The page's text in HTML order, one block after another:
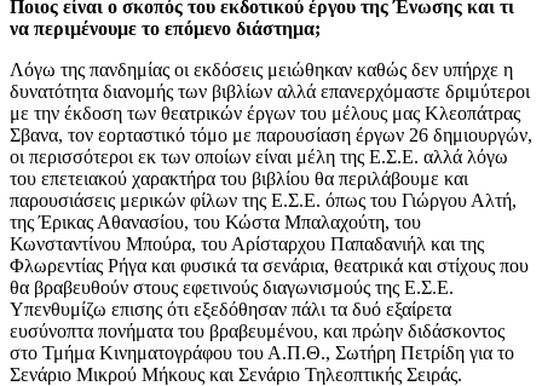
Ποιος είναι ο σκοπός του εκδοτικού έργου της Ένωσης και τι
να περιμένουμε το επόμενο διάστημα;
Λόγω της πανδημίας οι εκδόσεις μειώθηκαν καθώς δεν υπήρχε η
δυνατότητα διανομής των βιβλίων αλλά επανερχόμαστε δριμύτεροι
με την έκδοση των θεατρικών έργων του μέλους μας Κλεοπάτρας
Σβανα, τον εορταστικό τόμο με παρουσίαση έργων 26 δημιουργών,
οι περισσότεροι εκ των οποίων είναι μέλη της Ε.Σ.Ε. αλλά λόγω
του επετειακού χαρακτήρα του βιβλίου θα περιλάβουμε και
παρουσιάσεις μερικών φίλων της Ε.Σ.Ε. όπως του Γιώργου Αλτή,
της Έρικας Αθανασίου, του Κώστα Μπαλαχούτη, του
Κωνσταντίνου Μπούρα, του Αρίσταρχου Παπαδανιήλ και της
Φλωρεντίας Ρήγα και φυσικά τα σενάρια, θεατρικά και στίχους που
θα βραβευθούν στους εφετινούς διαγωνισμούς της Ε.Σ.Ε.
Υπενθυμίζω επισης ότι εξεδόθησαν πάλι τα δυό εξαίρετα
ευσύνοπτα πονήματα του βραβευμένου, και πρώην διδάσκοντος
στο Τμήμα Κινηματογράφου του Α.Π.Θ., Σωτήρη Πετρίδη για το
Σενάριο Μικρού Μήκους και Σενάριο Τηλεοπτικής Σειράς.